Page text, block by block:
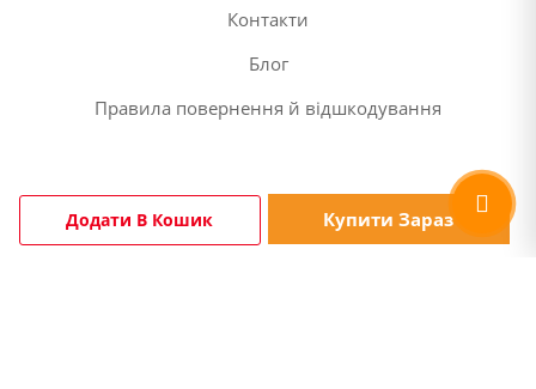
Додати В Кошик Купити Зараз
Контакти
Блог
Правила повернення й відшкодування